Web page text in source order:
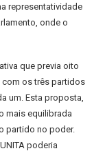
representatividade
onde o
que previa oito
com os três partidos
um. Esta proposta,
mais equilibrada
partido no poder.
poderia